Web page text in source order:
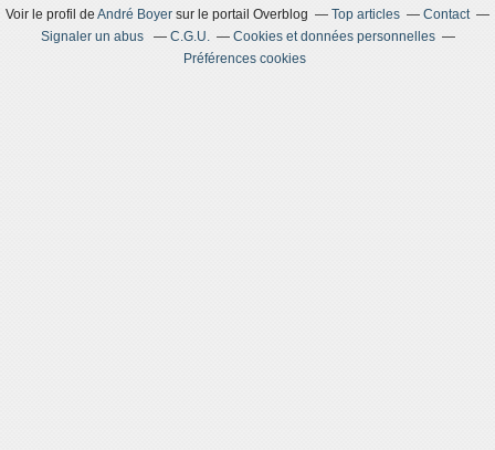
Voir le profil de André Boyer sur le portail Overblog Top articles
Contact
Signaler un abus
C.G.U.
Cookies et données personnelles
Préférences cookies